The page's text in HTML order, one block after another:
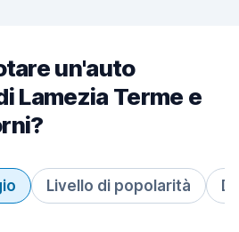
un'auto
Lamezia Terme e
Livello di popolarità